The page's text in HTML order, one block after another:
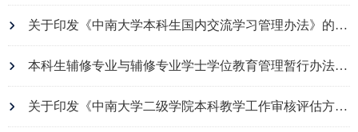
关于印发《中南大学本科生国内交流学习管理办法》的通知 中大教字〔2016〕42 号
本科生辅修专业与辅修专业学士学位教育管理暂行办法 中大教字〔2016〕32 号
关于印发《中南大学二级学院本科教学工作审核评估方案》的通知 中大教字〔2016〕9 号